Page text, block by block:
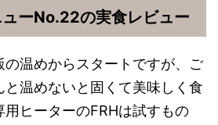
ーNo.22の実食レビュー
の温めからスタートですが、ご
温めないと固くて美味しく食
ヒーターのFRHは試すもの